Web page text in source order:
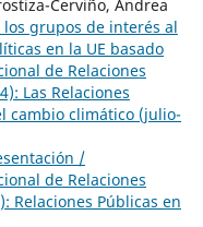
Cerviño, Andrea
los grupos de interés al
en la UE basado
de Relaciones
Las Relaciones
cambio climático (julio-
/
de Relaciones
Relaciones Públicas en